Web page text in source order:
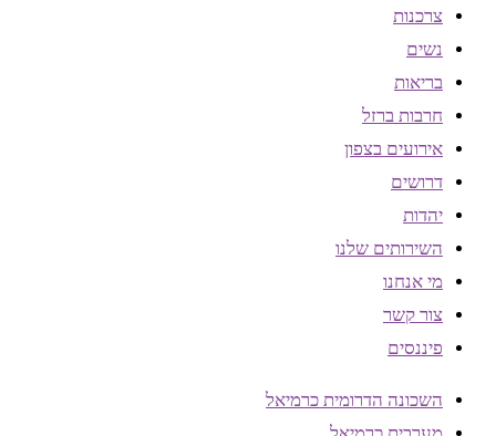
צרכנות
נשים
בריאות
חרבות ברזל
אירועים בצפון
דרושים
יהדות
השירותים שלנו
מי אנחנו
צור קשר
פיננסים
השכונה הדרומית כרמיאל